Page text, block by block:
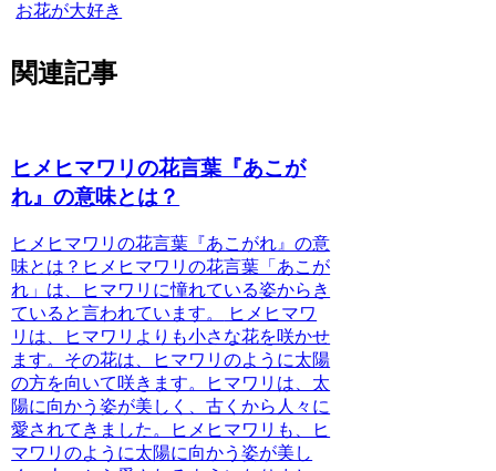
お花が大好き
関連記事
ヒメヒマワリの花言葉『あこが
れ』の意味とは？
ヒメヒマワリの花言葉『あこがれ』の意
味とは？ ヒメヒマワリの花言葉「あこが
れ」は、ヒマワリに憧れている姿からき
ていると言われています。
ヒメヒマワ
リは、ヒマワリよりも小さな花を咲かせ
ます。その花は、ヒマワリのように太陽
の方を向いて咲きます。ヒマワリは、太
陽に向かう姿が美しく、古くから人々に
愛されてきました。ヒメヒマワリも、ヒ
マワリのように太陽に向かう姿が美し